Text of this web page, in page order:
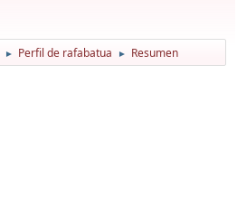
► Perfil de rafabatua ► Resumen